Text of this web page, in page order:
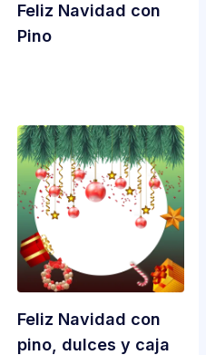
Feliz Navidad con
Pino
Feliz Navidad con
pino, dulces y caja